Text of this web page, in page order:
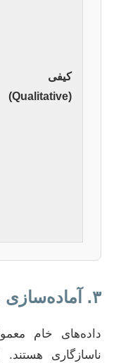
کیفی
(Qualitative)
۳. آماده‌سازی و پاکسازی داده‌ها
داده‌های خام
ناسازگاری